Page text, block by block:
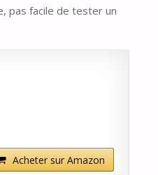
pas facile de tester un
Acheter sur Amazon